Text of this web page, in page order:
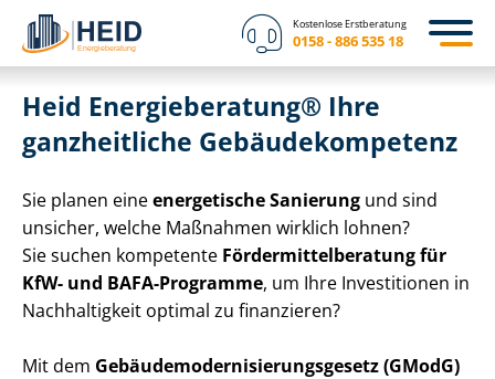
Kostenlose Erstberatung
0158 - 886 535 18
Heid Energieberatung‍® Ihre
ganzheitliche Ge­bäu­de­kom­pe­tenz
Sie planen eineenergetische Sanierung und sind
unsicher, welche Maßnahmen wirklich lohnen?
Sie suchen kompetente För­der­mit­tel­be­ra­tung für
KfW- und BAFA-Programme, um Ihre Investitionen in
Nachhaltigkeit optimal zu finanzieren?
Mit dem Ge­bäu­de­mo­der­ni­sie­rungs­ge­setz (GModG)